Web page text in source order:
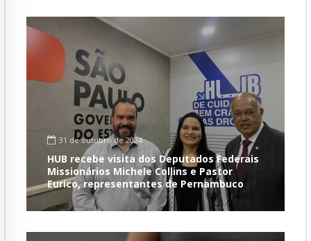
31 de outubro de 2024
HUB recebe visita dos Deputados Federais
Missionários Michele Collins e Pastor
Eurico, representantes de Pernambuco